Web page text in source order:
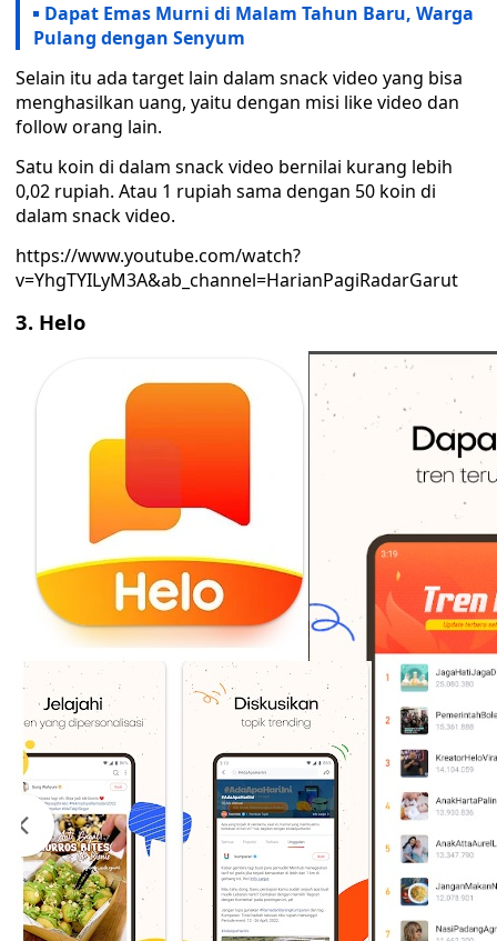
Dapat Emas Murni di Malam Tahun Baru, Warga
Pulang dengan Senyum
Selain itu ada target lain dalam snack video yang bisa
menghasilkan uang, yaitu dengan misi like video dan
follow orang lain.
Satu koin di dalam snack video bernilai kurang lebih
0,02 rupiah. Atau 1 rupiah sama dengan 50 koin di
dalam snack video.
https://www.youtube.com/watch?
v=YhgTYILyM3A&ab_channel=HarianPagiRadarGarut
3. Helo